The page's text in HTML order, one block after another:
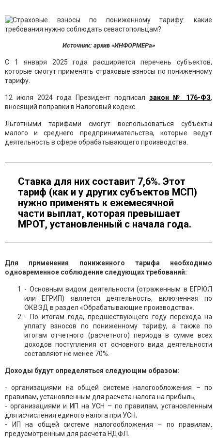
Источник: архив «ИНФОРМЕРа»
С 1 января 2025 года расширяется перечень субъектов,
которые смогут применять страховые взносы по пониженному
тарифу.
12 июля 2024 года Президент подписал закон № 176-ФЗ,
вносящий поправки в Налоговый кодекс.
Льготными тарифами смогут воспользоваться субъекты
малого и среднего предпринимательства, которые ведут
деятельность в сфере обрабатывающего производства.
Ставка для них составит 7,6%. Этот
тариф (как и у других субъектов МСП)
нужно применять к ежемесячной
части выплат, которая превышает
МРОТ, установленный с начала года.
Для применения пониженного тарифа необходимо
одновременное соблюдение следующих требований:
- Основным видом деятельности (отраженным в ЕГРЮЛ
или ЕГРИП) является деятельность, включенная по
ОКВЭД в раздел «Обрабатывающие производства».
- По итогам года, предшествующего году перехода на
уплату взносов по пониженному тарифу, а также по
итогам отчетного (расчетного) периода в сумме всех
доходов поступления от основного вида деятельности
составляют не менее 70%.
Доходы будут определяться следующим образом:
- организациями на общей системе налогообложения – по
правилам, установленным для расчета налога на прибыль;
- организациями и ИП на УСН – по правилам, установленным
для исчисления единого налога при УСН;
- ИП на общей системе налогообложения – по правилам,
предусмотренным для расчета НДФЛ.